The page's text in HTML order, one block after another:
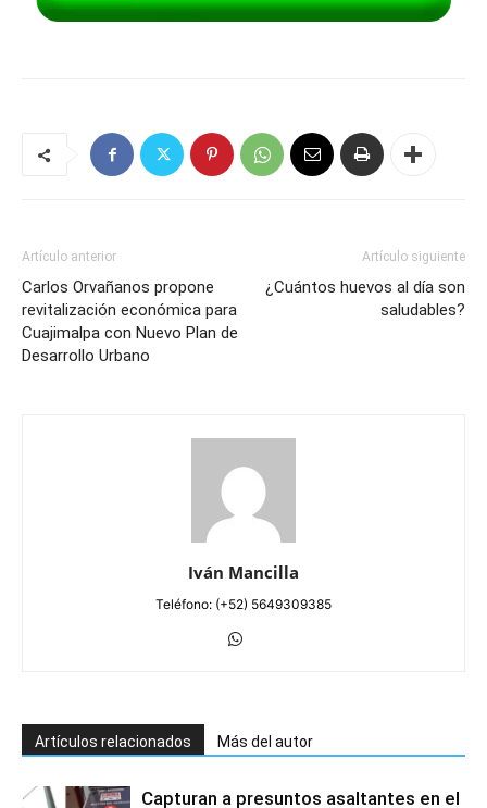
Artículo anterior
Carlos Orvañanos propone
revitalización económica para
Cuajimalpa con Nuevo Plan de
Desarrollo Urbano
Artículo siguiente
¿Cuántos huevos al día son
saludables?
Iván Mancilla
Teléfono: (+52) 5649309385
Artículos relacionados Más del autor
Capturan a presuntos asaltantes en el